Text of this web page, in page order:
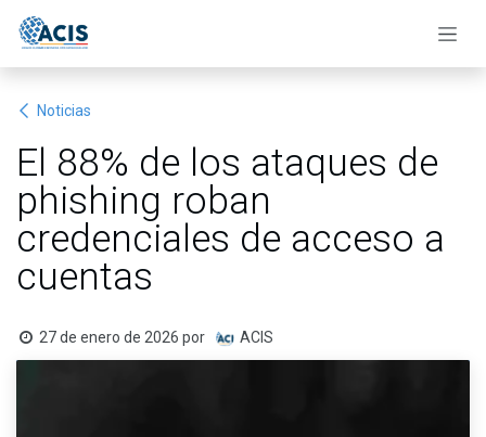
Noticias
El 88% de los ataques de
phishing roban
credenciales de acceso a
cuentas
27 de enero de 2026 por ACIS